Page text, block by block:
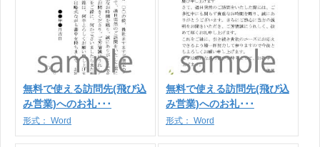
無料で使える訪問先(飛び込
み営業)へのお礼･･･
形式： Word
無料で使える訪問先(飛び込
み営業)へのお礼･･･
形式： Word